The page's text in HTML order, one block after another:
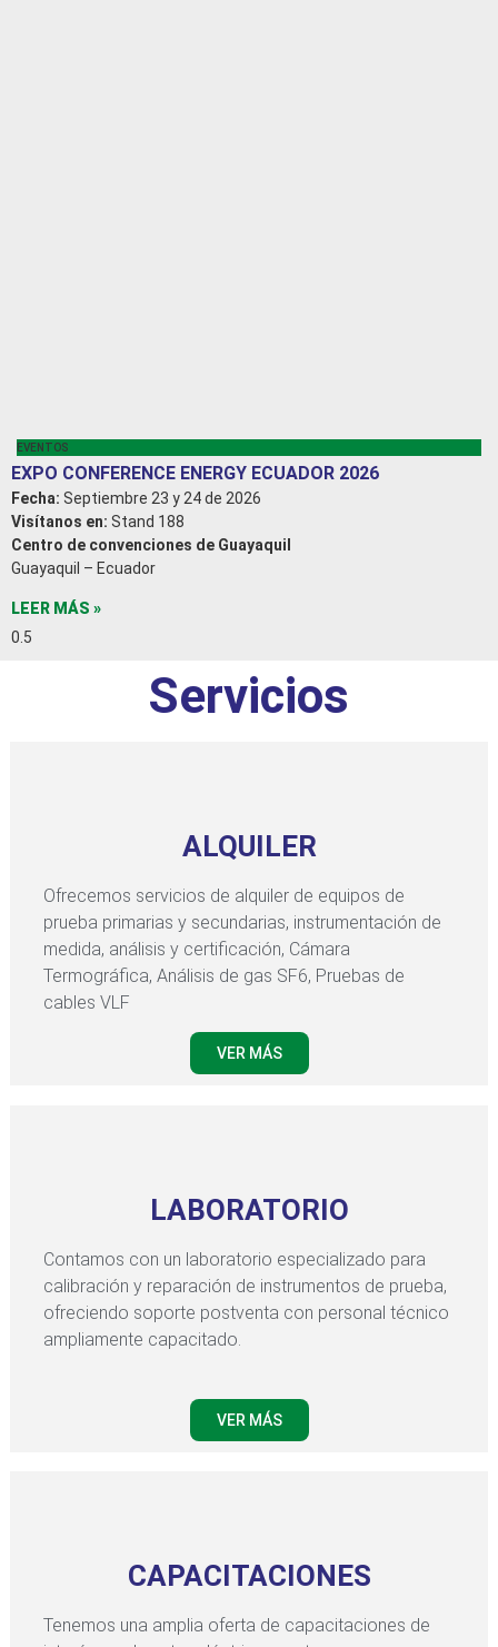
EVENTOS
EXPO CONFERENCE ENERGY ECUADOR 2026
Fecha: Septiembre 23 y 24 de 2026
Visítanos en: Stand 188
Centro de convenciones de Guayaquil
Guayaquil – Ecuador
LEER MÁS »
Servicios
ALQUILER
Ofrecemos servicios de alquiler de equipos de
prueba primarias y secundarias, instrumentación de
medida, análisis y certificación, Cámara
Termográfica, Análisis de gas SF6, Pruebas de
cables VLF
VER MÁS
LABORATORIO
Contamos con un laboratorio especializado para
calibración y reparación de instrumentos de prueba,
ofreciendo soporte postventa con personal técnico
ampliamente capacitado.
VER MÁS
CAPACITACIONES
Tenemos una amplia oferta de capacitaciones de